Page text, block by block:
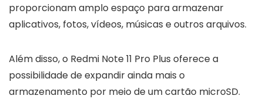
proporcionam amplo espaço para armazenar
aplicativos, fotos, vídeos, músicas e outros arquivos.
Além disso, o Redmi Note 11 Pro Plus oferece a
possibilidade de expandir ainda mais o
armazenamento por meio de um cartão microSD.